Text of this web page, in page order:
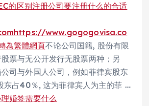
的区别注册公司要注册什么的合适
https://www.gogogovisa.co
為繁體網頁不论公司国籍, 股份有限
票与无公开发行无股票两种；另
司与外国人公司，例如菲律宾股东
东占40％, 这为菲律宾人为主的菲 …
婚签需要什么